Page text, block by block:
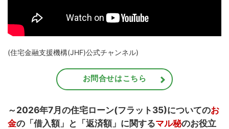
(住宅金融支援機構(JHF)公式チャンネル)
お問合せはこちら
～2026年7月の住宅ローン(フラット35)についてのお
金の「借入額」と「返済額」に関するマル秘のお役立